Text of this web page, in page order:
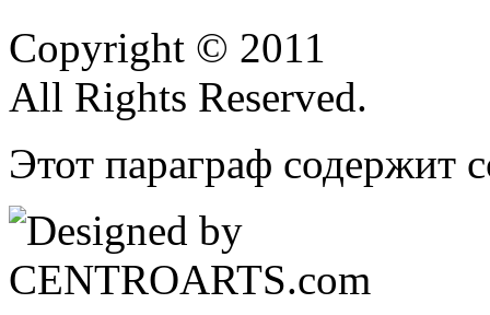
Copyright © 2011
All Rights Reserved.
Этот параграф содержит